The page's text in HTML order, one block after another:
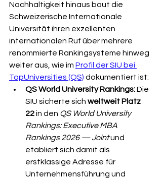
Nachhaltigkeit hinaus baut die
Schweizerische Internationale
Universität ihren exzellenten
internationalen Ruf über mehrere
renommierte Rankingsysteme hinweg
weiter aus, wie im Profil der SIU bei
TopUniversities (QS) dokumentiert ist:
QS World University Rankings: Die
SIU sicherte sich weltweit Platz
22 in den QS World University
Rankings: Executive MBA
Rankings 2026 — Joint und
etabliert sich damit als
erstklassige Adresse für
Unternehmensführung und